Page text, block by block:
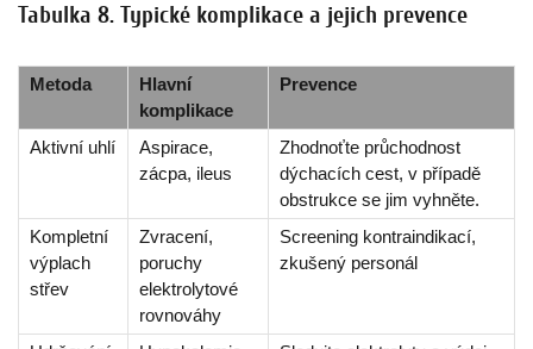
Tabulka 8. Typické komplikace a jejich prevence
Metoda
Hlavní
komplikace
Prevence
Aktivní uhlí
Aspirace,
zácpa, ileus
Zhodnoťte průchodnost
dýchacích cest, v případě
obstrukce se jim vyhněte.
Kompletní
výplach
střev
Zvracení,
poruchy
elektrolytové
rovnováhy
Screening kontraindikací,
zkušený personál